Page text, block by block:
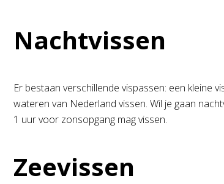
Nachtvissen
Er bestaan verschillende vispassen: een kleine
wateren van Nederland vissen. Wil je gaan
1 uur voor zonsopgang mag vissen.
Zeevissen